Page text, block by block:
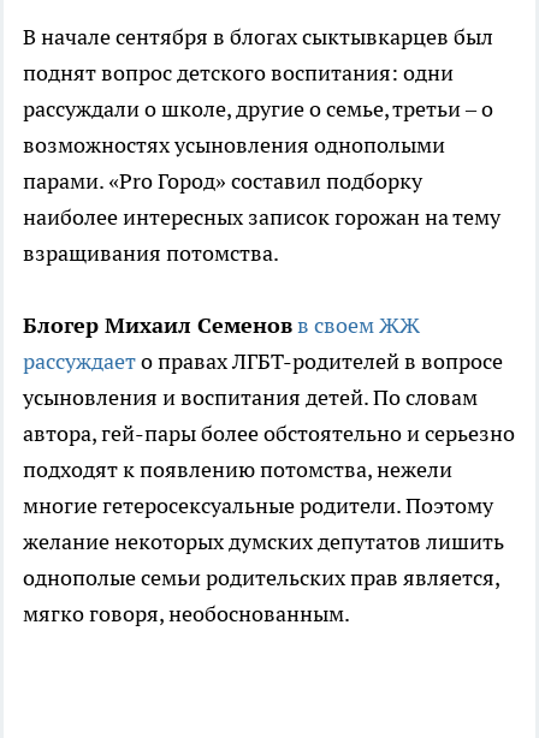
В начале сентября в блогах сыктывкарцев был
поднят вопрос детского воспитания: одни
рассуждали о школе, другие о семье, третьи – о
возможностях усыновления однополыми
парами. «Pro Город» составил подборку
наиболее интересных записок горожан на тему
взращивания потомства.
Блогер Михаил Семеновв своем ЖЖ
рассуждаето правах ЛГБТ-родителей в вопросе
усыновления и воспитания детей. По словам
автора, гей-пары более обстоятельно и серьезно
подходят к появлению потомства, нежели
многие гетеросексуальные родители. Поэтому
желание некоторых думских депутатов лишить
однополые семьи родительских прав является,
мягко говоря, необоснованным.